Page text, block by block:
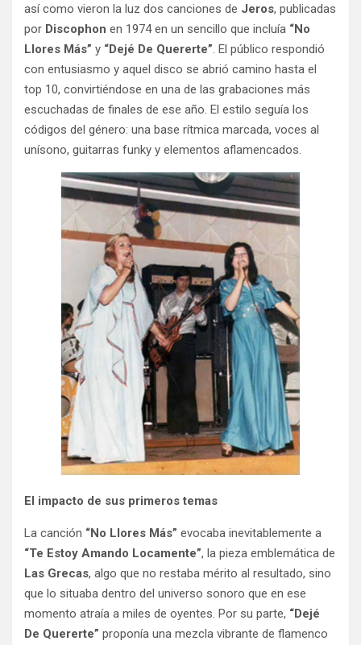
así como vieron la luz dos canciones de Jeros, publicadas
por Discophon en 1974 en un sencillo que incluía “No
Llores Más” y “Dejé De Quererte”. El público respondió
con entusiasmo y aquel disco se abrió camino hasta el
top 10, convirtiéndose en una de las grabaciones más
escuchadas de finales de ese año. El estilo seguía los
códigos del género: una base rítmica marcada, voces al
unísono, guitarras funky y elementos aflamencados.
El impacto de sus primeros temas
La canción “No Llores Más” evocaba inevitablemente a
“Te Estoy Amando Locamente”, la pieza emblemática de
Las Grecas, algo que no restaba mérito al resultado, sino
que lo situaba dentro del universo sonoro que en ese
momento atraía a miles de oyentes. Por su parte, “Dejé
De Quererte” proponía una mezcla vibrante de flamenco